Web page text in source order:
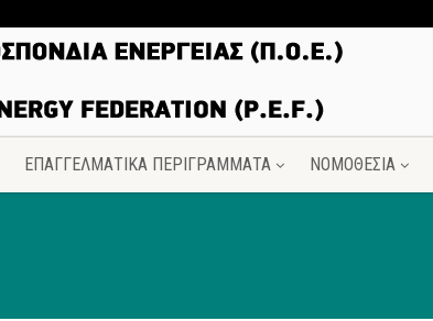
ΕΠΑΓΓΕΛΜΑΤΙΚΑ ΠΕΡΙΓΡΑΜΜΑΤΑ ΝΟΜΟΘΕΣΙΑ